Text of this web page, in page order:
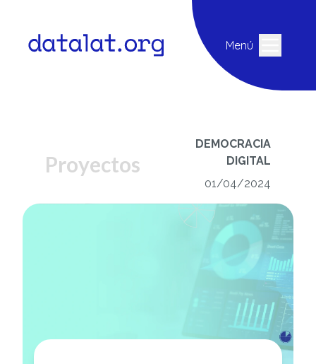
Menú
Proyectos
DEMOCRACIA
DIGITAL
01/04/2024